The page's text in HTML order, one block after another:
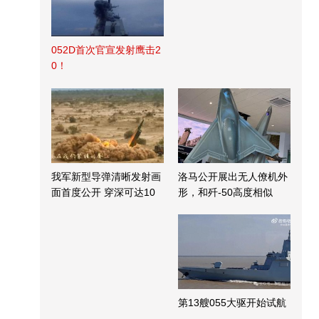
052D首次官宣发射鹰击2
0！
我军新型导弹清晰发射画
面首度公开 穿深可达10
洛马公开展出无人僚机外
形，和歼-50高度相似
第13艘055大驱开始试航